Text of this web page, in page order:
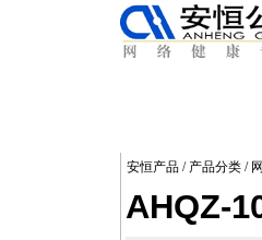
安恒产品 / 产品分类 /
AHQZ-